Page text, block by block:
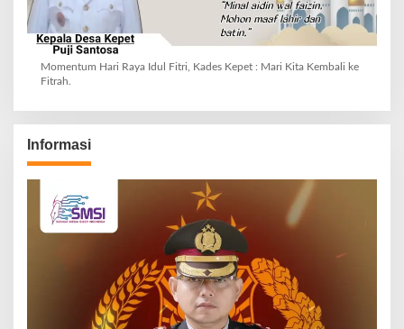
Momentum Hari Raya Idul Fitri, Kades Kepet : Mari Kita Kembali ke
Fitrah.
Informasi